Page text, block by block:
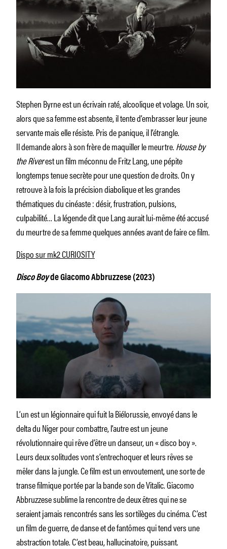
Stephen Byrne est un écrivain raté, alcoolique et volage. Un soir,
alors que sa femme est absente, il tente d’embrasser leur jeune
servante mais elle résiste. Pris de panique, il l’étrangle.
Il demande alors à son frère de maquiller le meurtre.House by
the Riverest un film méconnu de Fritz Lang, une pépite
longtemps tenue secrète pour une question de droits. On y
retrouve à la fois la précision diabolique et les grandes
thématiques du cinéaste : désir, frustration, pulsions,
culpabilité… La légende dit que Lang aurait lui-même été accusé
du meurtre de sa femme quelques années avant de faire ce film.
Dispo sur mk2 CURIOSITY
Disco Boyde Giacomo Abbruzzese (2023)
L’un est un légionnaire qui fuit la Biélorussie, envoyé dans le
delta du Niger pour combattre, l’autre est un jeune
révolutionnaire qui rêve d’être un danseur, un « disco boy ».
Leurs deux solitudes vont s’entrechoquer et leurs rêves se
mêler dans la jungle. Ce film est un envoutement, une sorte de
transe filmique portée par la bande son de Vitalic. Giacomo
Abbruzzese sublime la rencontre de deux êtres qui ne se
seraient jamais rencontrés sans les sortilèges du cinéma. C’est
un film de guerre, de danse et de fantômes qui tend vers une
abstraction totale. C’est beau, hallucinatoire, puissant.